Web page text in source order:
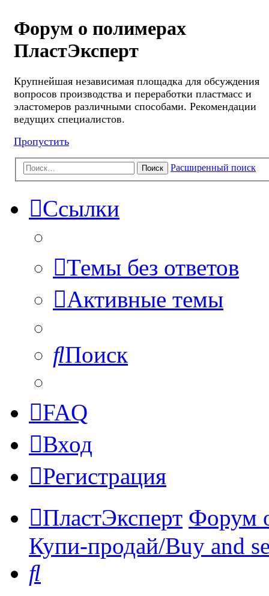
Форум о полимерах
ПластЭксперт
Крупнейшая независимая площадка для обсуждения
вопросов производства и переработки пластмасс и
эластомеров различными способами. Рекомендации
ведущих специалистов.
Пропустить
Поиск Расширенный поиск
Ссылки
Темы без ответов
Активные темы
Поиск
FAQ
Вход
Регистрация
ПластЭксперт Форум
Купи-продай/Buy and